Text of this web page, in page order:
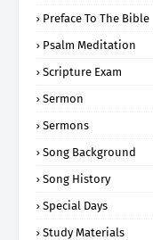
Preface To The Bible
Psalm Meditation
Scripture Exam
Sermon
Sermons
Song Background
Song History
Special Days
Study Materials